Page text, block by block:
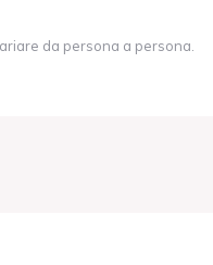
da persona a persona.